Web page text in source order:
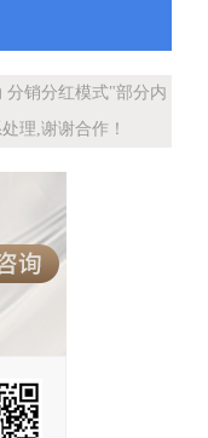
分销分红模式"部分内
理,谢谢合作！